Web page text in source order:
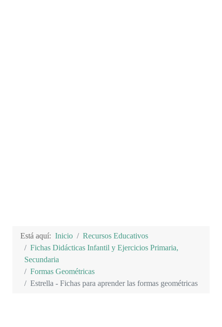
Está aquí: Inicio
Recursos Educativos
Fichas Didácticas Infantil y Ejercicios Primaria,
Secundaria
Formas Geométricas
Estrella - Fichas para aprender las formas geométricas